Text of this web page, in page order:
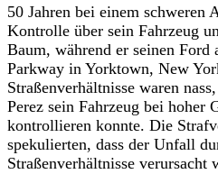
50 Jahren bei einem
Kontrolle über sein Fahrzeug
Baum, während er seinen Ford
Parkway in Yorktown, New
Straßenverhältnisse waren
Perez sein Fahrzeug bei hoher
kontrollieren konnte. Die
spekulierten, dass der Unfall
Straßenverhältnisse verursacht